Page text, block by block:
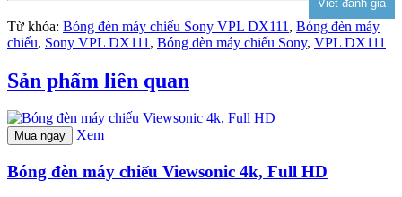
Từ khóa: Bóng đèn máy chiếu Sony VPL DX111 , Bóng đèn máy
chiếu, Sony VPL DX111 , Bóng đèn máy chiếu Sony, VPL DX111
Sản phẩm liên quan
Mua ngay Xem
Bóng đèn máy chiếu Viewsonic 4k, Full HD